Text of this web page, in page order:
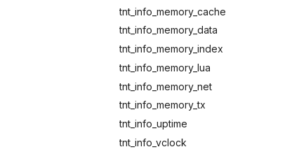
tnt_info_memory_cache
tnt_info_memory_data
tnt_info_memory_index
tnt_info_memory_lua
tnt_info_memory_net
tnt_info_memory_tx
tnt_info_uptime
tnt_info_vclock